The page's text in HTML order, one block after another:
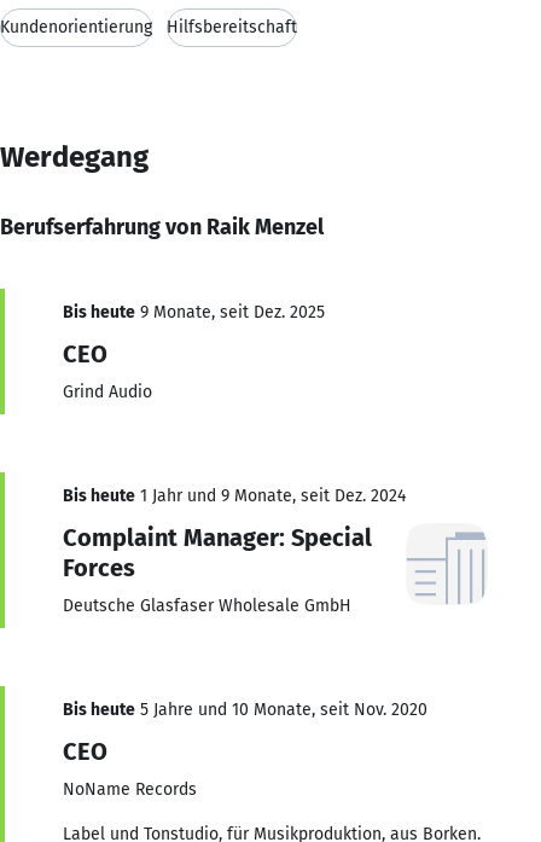
Kundenorientierung Hilfsbereitschaft
Werdegang
Berufserfahrung von Raik Menzel
Bis heute 9 Monate, seit Dez. 2025
CEO
Grind Audio
Bis heute 1 Jahr und 9 Monate, seit Dez. 2024
Complaint Manager: Special
Forces
Deutsche Glasfaser Wholesale GmbH
Bis heute 5 Jahre und 10 Monate, seit Nov. 2020
CEO
NoName Records
Label und Tonstudio, für Musikproduktion, aus Borken.